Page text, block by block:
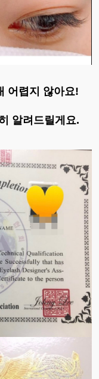
어렵지 않아요!
알려드릴게요.